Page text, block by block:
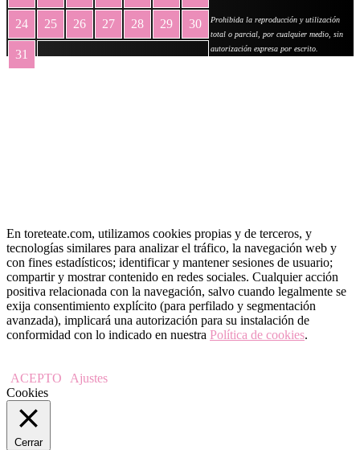
24 25 26 27 28 29 30
31
Prohibida la reproducción y utilización
total o parcial, por cualquier medio, sin
autorización expresa por escrito.
En toreteate.com, utilizamos cookies propias y de terceros, y
tecnologías similares para analizar el tráfico, la navegación web y
con fines estadísticos; identificar y mantener sesiones de usuario;
compartir y mostrar contenido en redes sociales. Cualquier acción
positiva relacionada con la navegación, salvo cuando legalmente se
exija consentimiento explícito (para perfilado y segmentación
avanzada), implicará una autorización para su instalación de
conformidad con lo indicado en nuestra Política de cookies.
ACEPTO
Ajustes
Cookies
Cerrar